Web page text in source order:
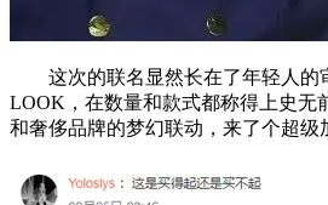
这次的联名显然长在了年轻人的
LOOK，在数量和款式都称得上史无
和奢侈品牌的梦幻联动，来了个超级